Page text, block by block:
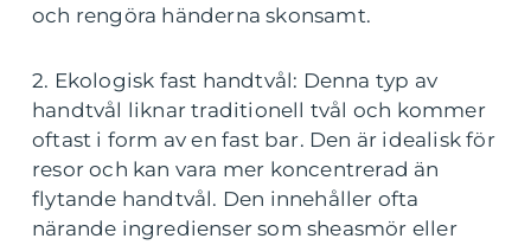
och rengöra händerna skonsamt.
2. Ekologisk fast handtvål: Denna typ av
handtvål liknar traditionell tvål och kommer
oftast i form av en fast bar. Den är idealisk för
resor och kan vara mer koncentrerad än
flytande handtvål. Den innehåller ofta
närande ingredienser som sheasmör eller